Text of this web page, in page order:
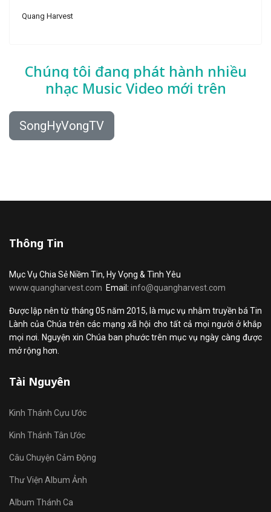
Quang Harvest
Chúng tôi đang phát hành nhiều
nhạc Music Video mới trên
SongHyVongTV
Thông Tin
Mục Vụ Chia Sẻ Niềm Tin, Hy Vọng & Tình Yêu
www.quangharvest.com Email: info@quangharvest.com
Được lập nên từ tháng 05 năm 2015, là mục vụ nhằm truyền bá Tin
Lành của Chúa trên các mạng xã hội cho tất cả mọi người ở khắp
mọi nơi. Nguyện xin Chúa ban phước trên mục vụ ngày càng được
mở rộng hơn.
Tài Nguyên
Kinh Thánh Cựu Ước
Kinh Thánh Tân Ước
Câu Chuyện Cảm Động
Thư Viện Album Ảnh
Album Thánh Ca